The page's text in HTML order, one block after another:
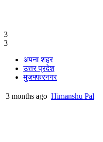
3
3
अपना शहर
उत्तर प्रदेश
मुजफ्फरनगर
3 months ago Himanshu Pal